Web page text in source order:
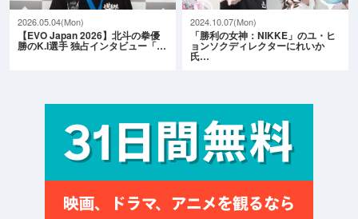
2026.05.04(Mon)
【EVO Japan 2026】北斗の拳優
勝のK.I選手 独占インタビュー「…
2024.10.07(Mon)
「勝利の女神：NIKKE」のユ・ヒ
ョンソクディレクターにれいか
氏…